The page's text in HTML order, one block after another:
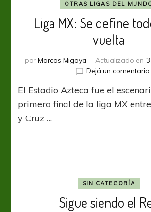
OTRAS LIGAS DEL
Liga MX: Se define
vuelta
por Marcos Migoya Actualizado en
Dejá un comentario
El Estadio Azteca fue el
primera final de la liga MX
y Cruz …
SIN CATEGORÍA
Sigue siendo el